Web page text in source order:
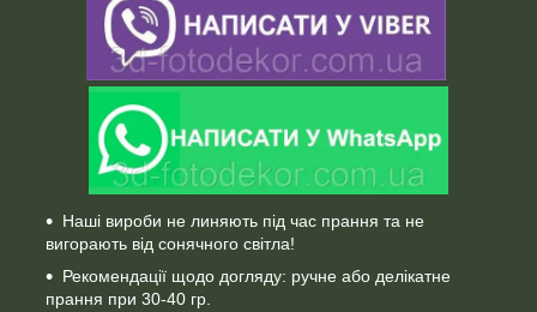
Наші вироби не линяють під час прання та не
вигорають від сонячного світла!
Рекомендації щодо догляду: ручне або делікатне
прання при 30-40 гр.